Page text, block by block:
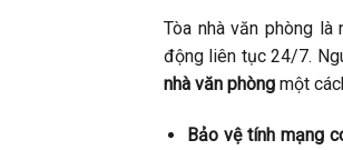
Tòa nhà văn phòng
động liên tục 24/7.
nhà văn phòng một
Bảo vệ tính mạng